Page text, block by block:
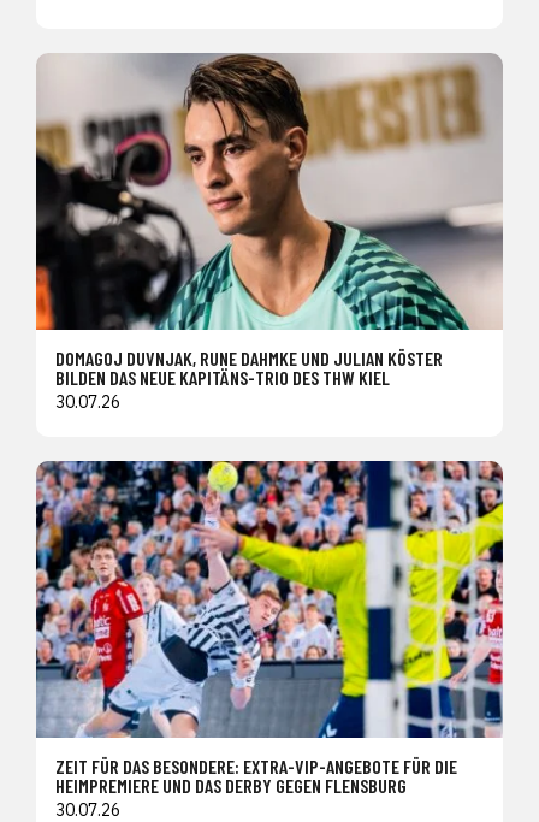
DOMAGOJ DUVNJAK, RUNE DAHMKE UND JULIAN KÖSTER
BILDEN DAS NEUE KAPITÄNS-TRIO DES THW KIEL
30.07.26
ZEIT FÜR DAS BESONDERE: EXTRA-VIP-ANGEBOTE FÜR DIE
HEIMPREMIERE UND DAS DERBY GEGEN FLENSBURG
30.07.26